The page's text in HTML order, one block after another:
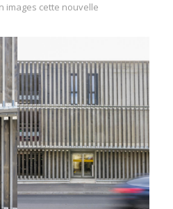
images cette nouvelle